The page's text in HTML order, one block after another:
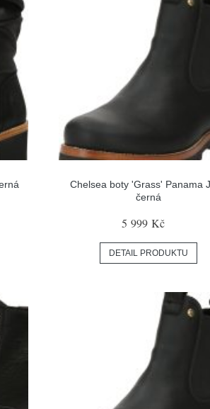
Chelsea boty 'Grass' Panama
černá
5 999 Kč
DETAIL PRODUKTU